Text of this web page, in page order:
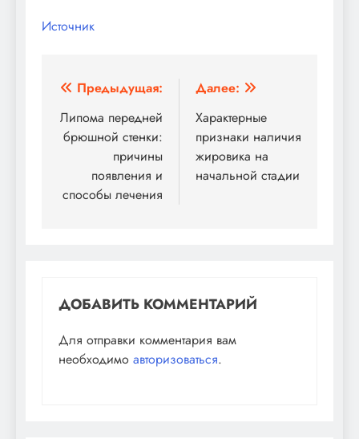
Источник
Навигация
по
записям
Предыдущая:
Липома передней
брюшной стенки:
причины
появления и
способы лечения
Далее:
Характерные
признаки наличия
жировика на
начальной стадии
ДОБАВИТЬ КОММЕНТАРИЙ
Для отправки комментария вам
необходимо авторизоваться.